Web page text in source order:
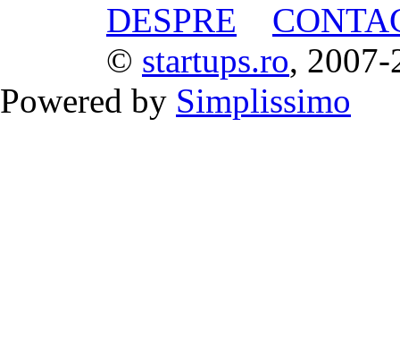
DESPRE
© startups.ro, 2007-
Powered by Simplissimo